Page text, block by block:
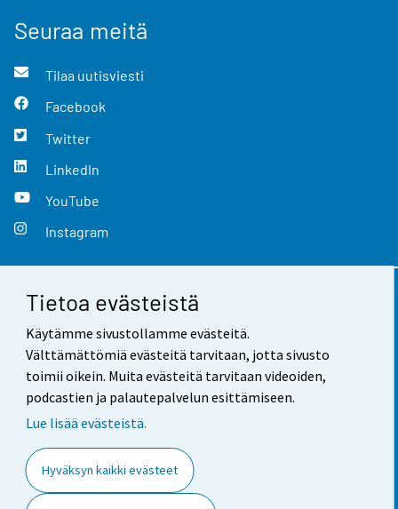
Tietoa evästeistä
Käytämme sivustollamme evästeitä.
Välttämättömiä evästeitä tarvitaan, jotta sivusto
toimii oikein. Muita evästeitä tarvitaan videoiden,
podcastien ja palautepalvelun esittämiseen.
Lue lisää evästeistä.
Hyväksyn kaikki evästeet
Seuraa meitä
Tilaa uutisviesti
Facebook
Twitter
LinkedIn
YouTube
Instagram
Yhteystiedot
Palaute
Käyttöehdot
Saavutettavuus
Tietoa sivustosta